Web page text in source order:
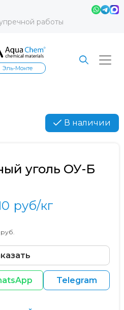
работы
Эль-Монте
В наличии
уголь ОУ-Б
руб/кг
руб.
Telegram